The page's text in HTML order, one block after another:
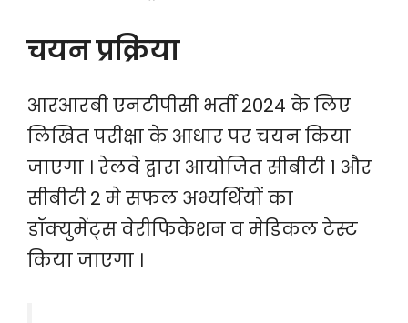
चयन प्रक्रिया
आरआरबी एनटीपीसी भर्ती 2024 के लिए
लिखित परीक्षा के आधार पर चयन किया
जाएगा । रेलवे द्वारा आयोजित सीबीटी 1 और
सीबीटी 2 मे सफल अभ्यर्थियों का
डॉक्युमेंट्स वेरीफिकेशन व मेडिकल टेस्ट
किया जाएगा ।